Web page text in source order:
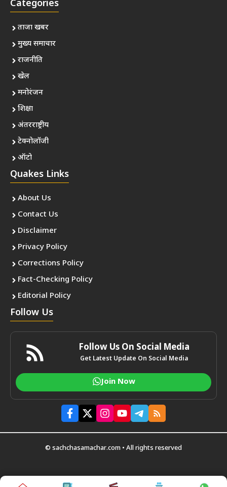
Categories
ताजा खबर
मुख्य समाचार
राजनीति
खेल
मनोरंजन
शिक्षा
अंतरराष्ट्रीय
टेक्नोलॉजी
ऑटो
Quakes Links
About Us
Contact Us
Disclaimer
Privacy Policy
Corrections Policy
Fact-Checking Policy
Editorial Policy
Follow Us
Follow Us On Social Media
Get Latest Update On Social Media
Join Now
© sachchasamachar.com • All rights reserved